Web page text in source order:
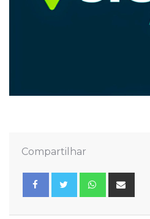
Compartilhar
Whatsapp